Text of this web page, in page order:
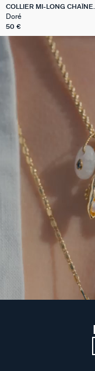
COLLIER MI-LONG CHAÎNE
CORDE
Doré
50 €